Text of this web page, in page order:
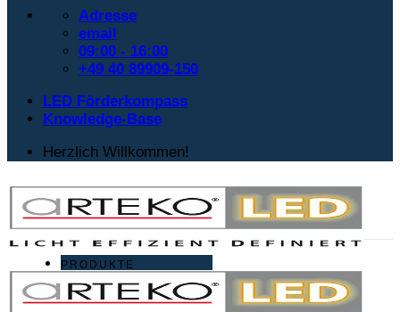
Adresse
email
09:00 - 16:00
+49 40 89909-150
LED Förderkompass
Knowledge-Base
Herzlich Willkommen!
PRODUKTE